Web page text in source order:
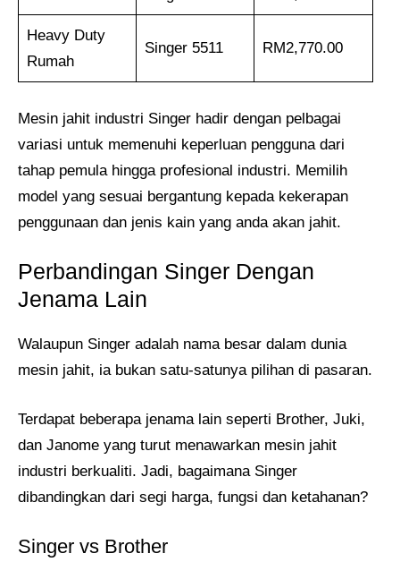
Heavy Duty
Rumah
Singer 5511 RM2,770.00
Mesin jahit industri Singer hadir dengan pelbagai
variasi untuk memenuhi keperluan pengguna dari
tahap pemula hingga profesional industri. Memilih
model yang sesuai bergantung kepada kekerapan
penggunaan dan jenis kain yang anda akan jahit.
Perbandingan Singer Dengan
Jenama Lain
Walaupun Singer adalah nama besar dalam dunia
mesin jahit, ia bukan satu-satunya pilihan di pasaran.
Terdapat beberapa jenama lain seperti Brother, Juki,
dan Janome yang turut menawarkan mesin jahit
industri berkualiti. Jadi, bagaimana Singer
dibandingkan dari segi harga, fungsi dan ketahanan?
Singer vs Brother